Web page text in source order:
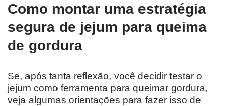
Como montar uma estratégia
segura de jejum para queima
de gordura
Se, após tanta reflexão, você decidir testar o
jejum como ferramenta para queimar gordura,
veja algumas orientações para fazer isso de